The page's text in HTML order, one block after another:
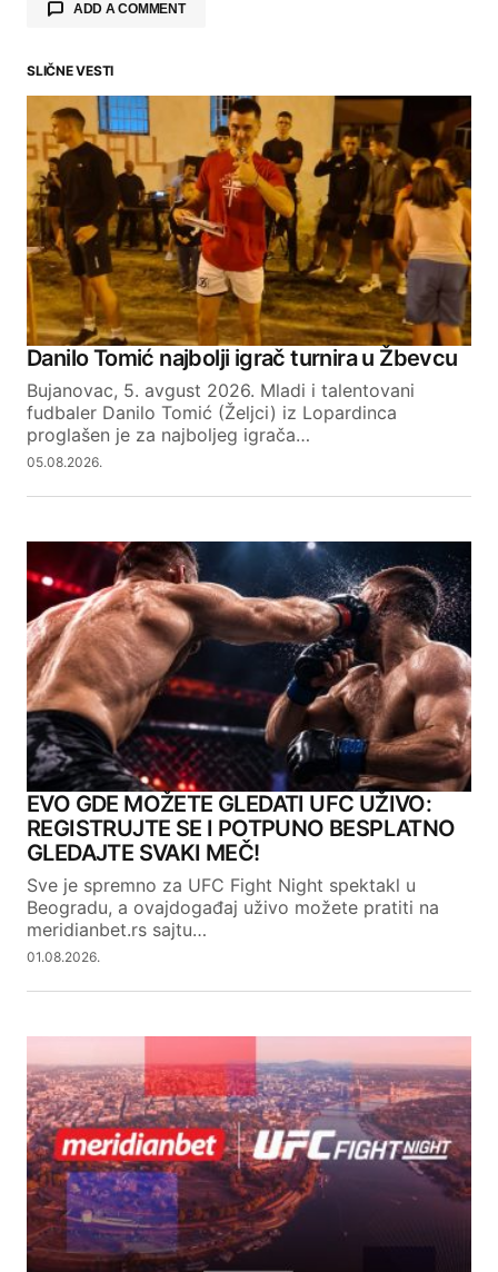
ADD A COMMENT
Your email address will not be published.
Required fields are marked *
Comment*
Your Name
Your E-mail
SLIČNE VESTI
Danilo Tomić najbolji igrač turnira u Žbevcu
Bujanovac, 5. avgust 2026. Mladi i talentovani
fudbaler Danilo Tomić (Željci) iz Lopardinca
proglašen je za najboljeg igrača…
05.08.2026.
EVO GDE MOŽETE GLEDATI UFC UŽIVO:
REGISTRUJTE SE I POTPUNO BESPLATNO
GLEDAJTE SVAKI MEČ!
Sve je spremno za UFC Fight Night spektakl u
Beogradu, a ovajdogađaj uživo možete pratiti na
meridianbet.rs sajtu…
01.08.2026.